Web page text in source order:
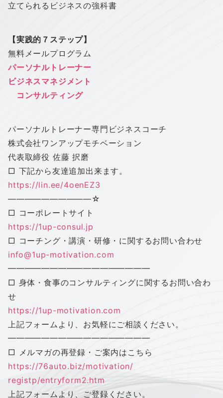
立てられるビジネスの強科書
【実践的７ステップ】
無料メールプログラム
パーソナルトレーナー
ビジネスマネジメント
コンサルティング
パーソナルトレーナー専門ビジネスコーチ
株式会社 ワンアップモチベーション
代表取締役 佐藤 択磨
□ 下記から友達追加出来ます。
https://lin.ee/4oenEZ3
——————————☆
□ コーポレートサイト
https://1up-consul.jp
□ コーチング・講演・研修・に関するお問い合わせ
info@1up-motivation.com
━━━━━━━━━━━━━━━━━
□ 身体・食事のコンサルティングに関するお問い合わ
せ
https://1up-motivation.com
上記フォームより、お気軽にご相談ください。
━━━━━━━━━━━━━━━━━
□ メルマガの再登録・ご案内はこちら
https://76auto.biz/motivation/
registp/entryform2.htm
上記フォームより、ご登録ください。